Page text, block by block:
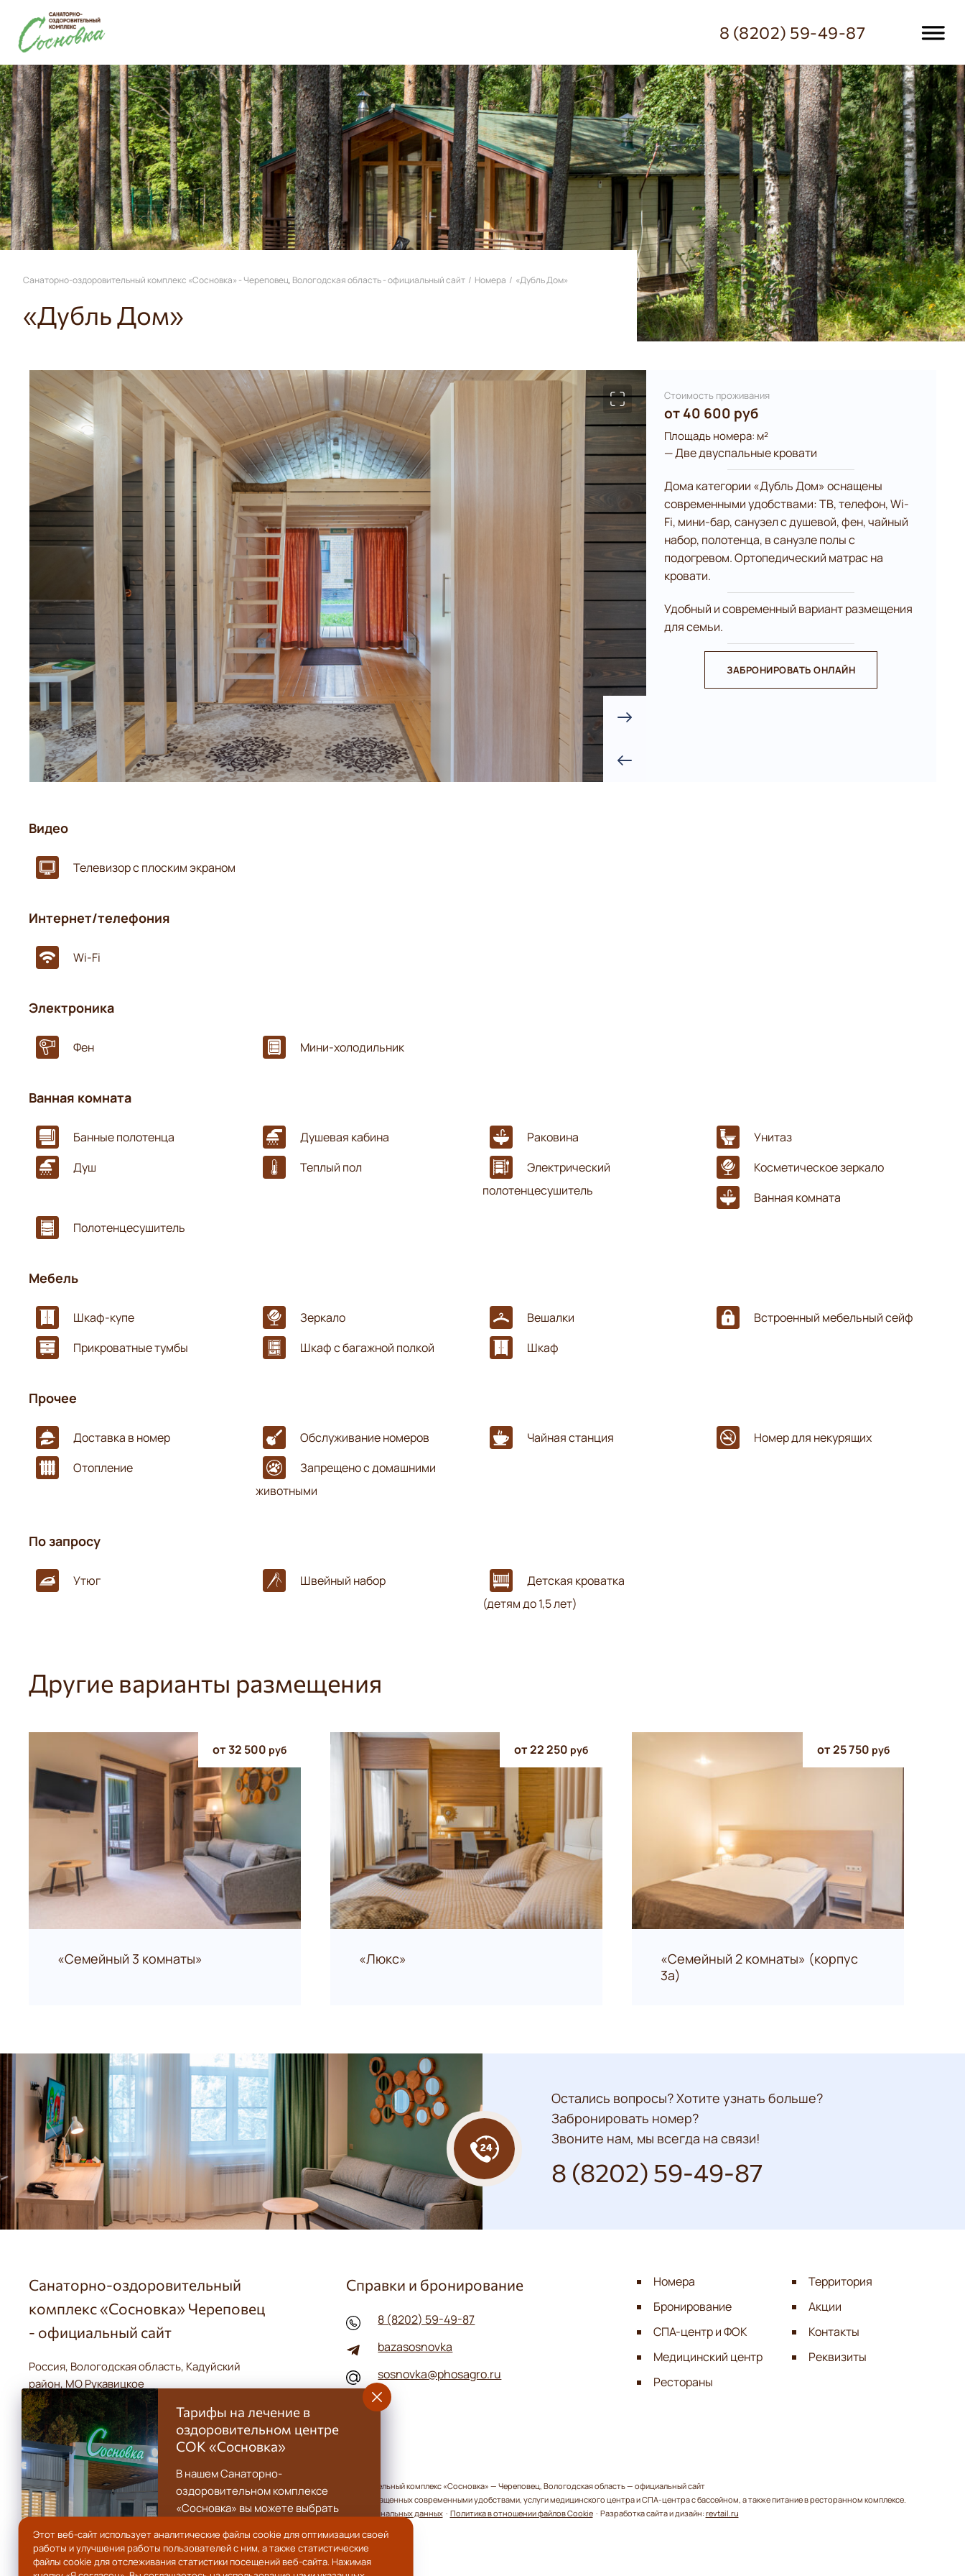
8 (8202) 59-49-87
Звонок или онлайн-чат
Санаторно-оздоровительный комплекс «Сосновка» - Череповец, Вологодская область - официальный сайт / Номера / «Дубль Дом»
«Дубль Дом»
Стоимость проживания
от 40 600 руб
Площадь номера: м²
— Две двуспальные кровати
Дома категории «Дубль Дом» оснащены
современными удобствами: ТВ, телефон, Wi-
Fi, мини-бар, санузел с душевой, фен, чайный
набор, полотенца, в санузле полы с
подогревом. Ортопедический матрас на
кровати.
Удобный и современный вариант размещения
для семьи.
ЗАБРОНИРОВАТЬ ОНЛАЙН
Видео
Телевизор с плоским экраном
Интернет/телефония
Wi-Fi
Электроника
Фен Мини-холодильник
Ванная комната
Банные полотенца Душевая кабина Раковина
Унитаз
Душ
Теплый пол
Электрический
полотенцесушитель
Косметическое зеркало
Ванная комната
Полотенцесушитель
Мебель
Шкаф-купе Зеркало Вешалки
Встроенный мебельный сейф
Прикроватные тумбы
Шкаф с багажной полкой Шкаф
Прочее
Доставка в номер Обслуживание номеров Чайная станция
Номер для некурящих
Отопление
Запрещено с домашними
животными
По запросу
Утюг Швейный набор
Детская кроватка
(детям до 1,5 лет)
Другие варианты размещения
«Семейный 3 комнаты»
от 32 500 руб
«Люкс»
от 22 250 руб
«Семейный 2 комнаты» (корпус
3а)
от 25 750 руб
Остались вопросы? Хотите узнать больше?
Забронировать номер?
Звоните нам, мы всегда на связи!
8 (8202) 59-49-87
Санаторно-оздоровительный
комплекс «Сосновка» Череповец
- официальный сайт
Россия, Вологодская область, Кадуйский
район, МО Рукавицкое
Справки и бронирование
8 (8202) 59-49-87
bazasosnovka
sosnovka@phosagro.ru
Номера
Бронирование
СПА-центр и ФОК
Медицинский центр
Рестораны
Территория
Акции
Контакты
Реквизиты
© 2026
Санаторно-оздоровительный комплекс «Сосновка» — Череповец, Вологодская область — официальный сайт
Мы предлагаем размещение в комфортабельных номерах различных категорий, оснащенных современными удобствами, услуги медицинского центра и СПА-центра с бассейном, а также питание в ресторанном комплексе.
Политика в отношении обработки персональных данных· Политика в отношении файлов Cookie· Разработка сайта и дизайн:revtail.ru
Тарифы на лечение в
оздоровительном центре
СОК «Сосновка»
В нашем Санаторно-
оздоровительном комплексе
«Сосновка» вы можете выбрать
зависимости от желаемой
продолжительности отдыха и
Этот веб-сайт использует аналитические файлы cookie для оптимизации своей
работы и улучшения работы пользователей с ним, а также статистические
файлы cookie для отслеживания статистики посещений веб-сайта. Нажимая